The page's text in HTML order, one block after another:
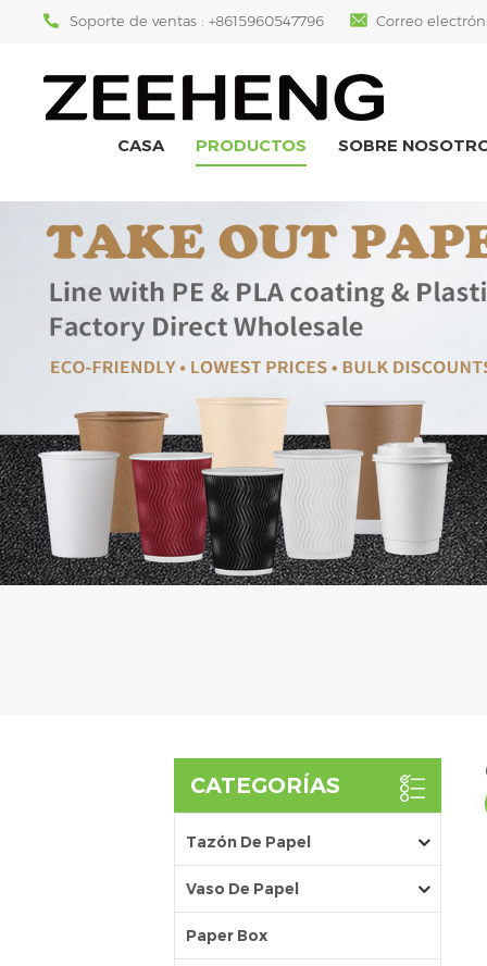
Soporte de ventas : +8615960547796 Correo
CASA PRODUCTOS SOBRE
CATEGORÍAS
Tazón De Papel
Vaso De Papel
Paper Box